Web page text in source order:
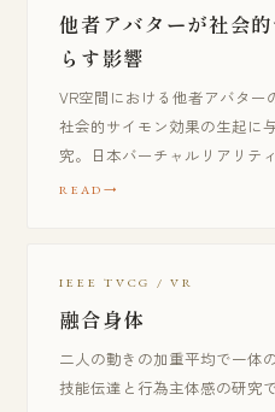
他者アバターが社会
らす影響
VR空間における他者アバタ
社会的サイモン効果の生起に
究。日本バーチャルリアリテ
READ
IEEE TVCG / VR
融合身体
二人の動きの加重平均で一体
技能伝達と行為主体感の研究